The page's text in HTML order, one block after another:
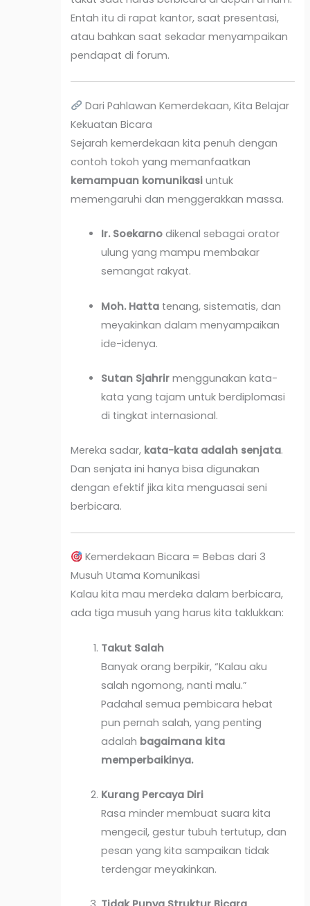
Entah itu di rapat kantor, saat presentasi,
atau bahkan saat sekadar menyampaikan
pendapat di forum.
Dari Pahlawan Kemerdekaan, Kita Belajar
Kekuatan Bicara
Sejarah kemerdekaan kita penuh dengan
contoh tokoh yang memanfaatkan
kemampuan komunikasi untuk
memengaruhi dan menggerakkan massa.
Ir. Soekarno dikenal sebagai orator
ulung yang mampu membakar
semangat rakyat.
Moh. Hatta tenang, sistematis, dan
meyakinkan dalam menyampaikan
ide-idenya.
Sutan Sjahrir menggunakan kata-
kata yang tajam untuk berdiplomasi
di tingkat internasional.
Mereka sadar, kata-kata adalah senjata.
Dan senjata ini hanya bisa digunakan
dengan efektif jika kita menguasai seni
berbicara.
Kemerdekaan Bicara = Bebas dari 3
Musuh Utama Komunikasi
Kalau kita mau merdeka dalam berbicara,
ada tiga musuh yang harus kita taklukkan:
Takut Salah
Banyak orang berpikir, “Kalau aku
salah ngomong, nanti malu.”
Padahal semua pembicara hebat
pun pernah salah, yang penting
adalah bagaimana kita
memperbaikinya.
Kurang Percaya Diri
Rasa minder membuat suara kita
mengecil, gestur tubuh tertutup, dan
pesan yang kita sampaikan tidak
terdengar meyakinkan.